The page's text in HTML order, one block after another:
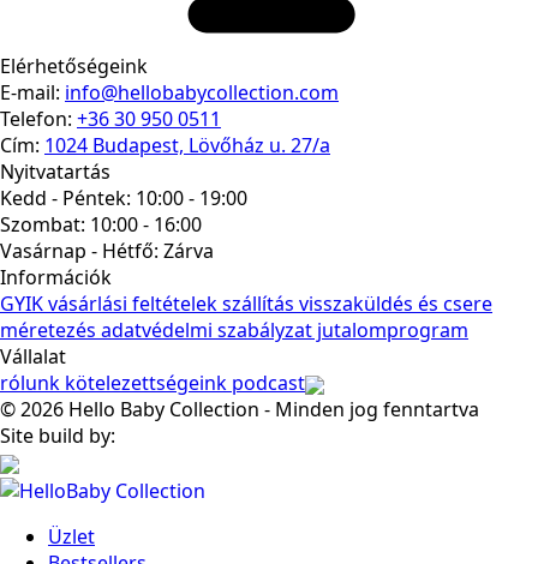
Elérhetőségeink
E-mail: info@hellobabycollection.com
Telefon: +36 30 950 0511
Cím: 1024 Budapest, Lövőház u. 27/a
Nyitvatartás
Kedd - Péntek: 10:00 - 19:00
Szombat: 10:00 - 16:00
Vasárnap - Hétfő: Zárva
Információk
GYIKvásárlási feltételekszállítás visszaküldés és csere
méretezés adatvédelmi szabályzat jutalomprogram
Vállalat
rólunk kötelezettségeink podcast
© 2026 Hello Baby Collection - Minden jog fenntartva
Site build by:
Üzlet